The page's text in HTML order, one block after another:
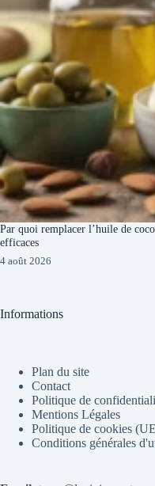
Par quoi remplacer l’huile de
efficaces
4 août 2026
Informations
Plan du site
Contact
Politique de
Mentions Légales
Politique de cookies
Conditions générales